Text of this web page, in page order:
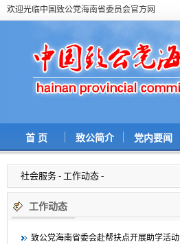
欢迎光临中国致公党海南省委员会官方网
首 页 致公简介 党内要闻
社会服务 - 工作动态 -
工作动态
致公党海南省委会赴帮扶点开展助学活动